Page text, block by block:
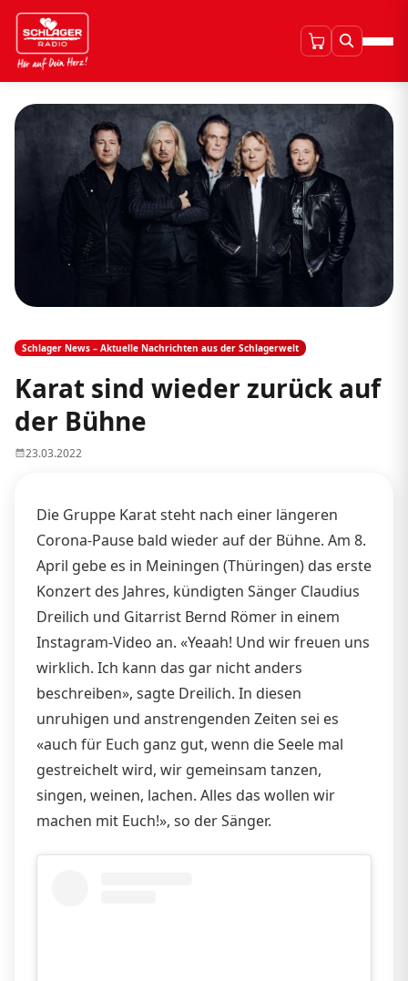
Schlager News – Aktuelle Nachrichten aus der Schlagerwelt
Karat sind wieder zurück auf
der Bühne
23.03.2022
Die Gruppe Karat steht nach einer längeren
Corona-Pause bald wieder auf der Bühne. Am 8.
April gebe es in Meiningen (Thüringen) das erste
Konzert des Jahres, kündigten Sänger Claudius
Dreilich und Gitarrist Bernd Römer in einem
Instagram-Video an. «Yeaah! Und wir freuen uns
wirklich. Ich kann das gar nicht anders
beschreiben», sagte Dreilich. In diesen
unruhigen und anstrengenden Zeiten sei es
«auch für Euch ganz gut, wenn die Seele mal
gestreichelt wird, wir gemeinsam tanzen,
singen, weinen, lachen. Alles das wollen wir
machen mit Euch!», so der Sänger.